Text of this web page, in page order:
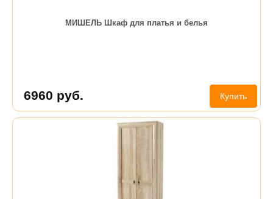
МИШЕЛЬ Шкаф для платья и белья
6960 руб. Купить